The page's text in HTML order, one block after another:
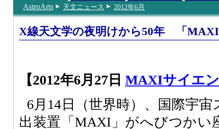
AstroArts 天文ニュース 2012年6月
X線天文学の夜明けから50年 「
【2012年6月27日 MAXIサイエ
6月14日（世界時）、国際宇
出装置「MAXI」がへびつかい